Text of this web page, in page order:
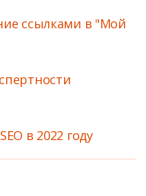
ссылками в "Мой
в 2022 году